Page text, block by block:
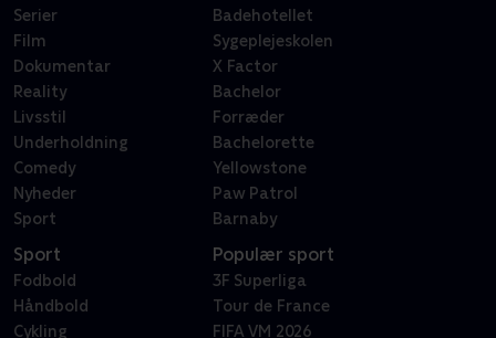
Serier
Film
Dokumentar
Reality
Livsstil
Underholdning
Comedy
Nyheder
Sport
Badehotellet
Sygeplejeskolen
X Factor
Bachelor
Forræder
Bachelorette
Yellowstone
Paw Patrol
Barnaby
Sport
Fodbold
Håndbold
Cykling
Populær sport
3F Superliga
Tour de France
FIFA VM 2026